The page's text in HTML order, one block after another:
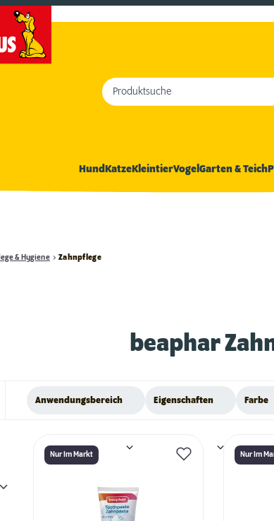
Produktsuche
HundKatzeKleintierVogel Garten & Teich
& Hygiene Zahnpflege
beaphar
Anwendungsbereich Eigenschaften Farbe
Nur Im Markt Nur Im